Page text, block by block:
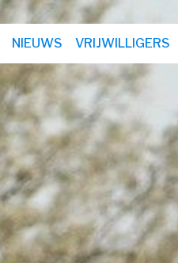
NIEUWS VRIJWILLIGERS